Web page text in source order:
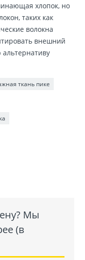
хлопок, но
таких как
волокна
внешний
ткань пике
Мы
(в